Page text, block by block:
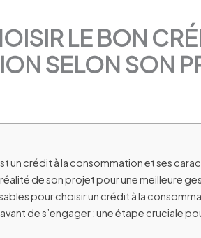
LE BON
SELON SON
un crédit à la consommation et ses
de son projet pour une meilleure
pour choisir un crédit à la
de s’engager : une étape cruciale